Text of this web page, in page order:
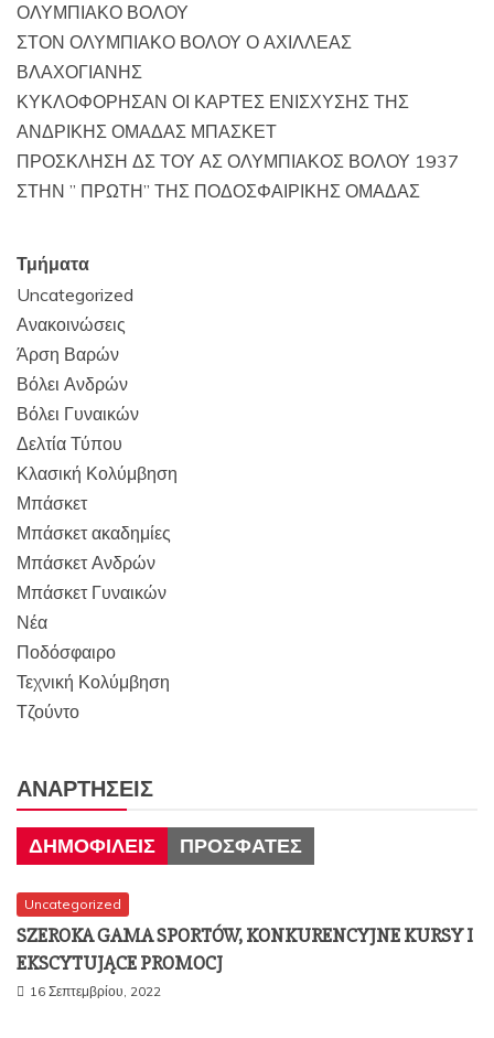
ΟΛΥΜΠΙΑΚΟ ΒΟΛΟΥ
ΣΤΟΝ ΟΛΥΜΠΙΑΚΟ ΒΟΛΟΥ Ο ΑΧΙΛΛΕΑΣ
ΒΛΑΧΟΓΙΑΝΗΣ
ΚΥΚΛΟΦΟΡΗΣΑΝ ΟΙ ΚΑΡΤΕΣ ΕΝΙΣΧΥΣΗΣ ΤΗΣ
ΑΝΔΡΙΚΗΣ ΟΜΑΔΑΣ ΜΠΑΣΚΕΤ
ΠΡΟΣΚΛΗΣΗ ΔΣ ΤΟΥ ΑΣ ΟΛΥΜΠΙΑΚΟΣ ΒΟΛΟΥ 1937
ΣΤΗΝ ” ΠΡΩΤΗ” ΤΗΣ ΠΟΔΟΣΦΑΙΡΙΚΗΣ ΟΜΑΔΑΣ
Τμήματα
Uncategorized
Ανακοινώσεις
Άρση Βαρών
Βόλει Ανδρών
Βόλει Γυναικών
Δελτία Τύπου
Κλασική Κολύμβηση
Μπάσκετ
Μπάσκετ ακαδημίες
Μπάσκετ Ανδρών
Μπάσκετ Γυναικών
Νέα
Ποδόσφαιρο
Τεχνική Κολύμβηση
Τζούντο
ΑΝΑΡΤΉΣΕΙΣ
ΔΗΜΟΦΙΛΕΊΣ ΠΡΌΣΦΑΤΕΣ
Uncategorized
SZEROKA GAMA SPORTÓW, KONKURENCYJNE KURSY I
EKSCYTUJĄCE PROMOCJ
16 Σεπτεμβρίου, 2022